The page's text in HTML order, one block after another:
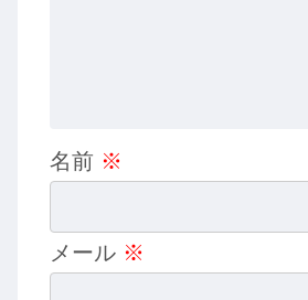
名前 ※
メール ※